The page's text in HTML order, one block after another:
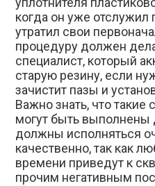
когда он уже
утратил свои
процедуру должен
специалист, который
старую резину, если
зачистит пазы и
Важно знать, что
могут быть выполнены
должны исполняться
качественно, так как
времени приведут к
прочим негативным